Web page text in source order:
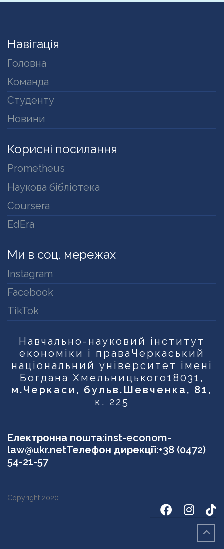
Навігація
Головна
Команда
Студенту
Новини
Корисні посилання
Prometheus
Наукова бібліотека
Coursera
EdEra
Ми в соц. мережах
Instagram
Facebook
TikTok
Навчально-науковий інститут
економіки і права Черкаський
національний університет імені
Богдана Хмельницького18031,
м.Черкаси, бульв.Шевченка, 81 ,
к. 225
Електронна пошта:inst-econom-
law@ukr.netТелефон дирекції:+38 (0472)
54-21-57
Copyright 2020